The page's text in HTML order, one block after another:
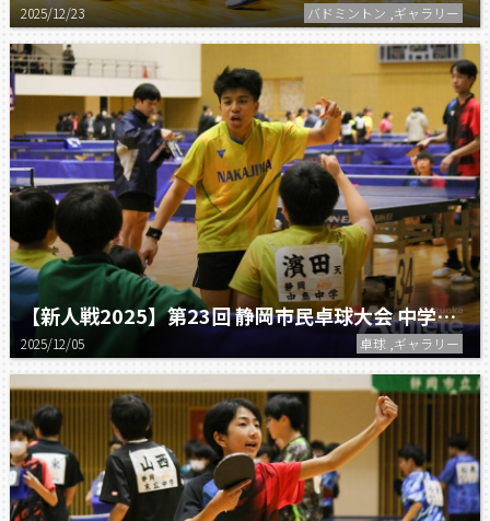
2025/12/23 バドミントン ,ギャラリー
【新人戦2025】第23回 静岡市民卓球大会 中学団体の部
2025/12/05 卓球 ,ギャラリー